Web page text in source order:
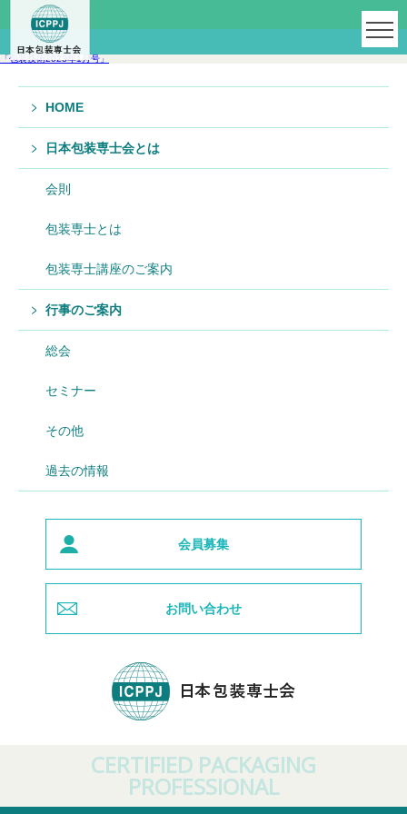
「包装技術2023年1月号」
HOME
日本包装専士会とは
会則
包装専士とは
包装専士講座のご案内
行事のご案内
総会
セミナー
その他
過去の情報
会員募集
お問い合わせ
CERTIFIED PACKAGING
PROFESSIONAL